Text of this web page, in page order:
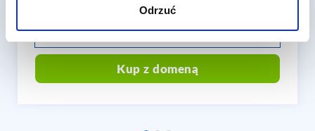
Odrzuć
Więcej szczegółów
Kup z domeną